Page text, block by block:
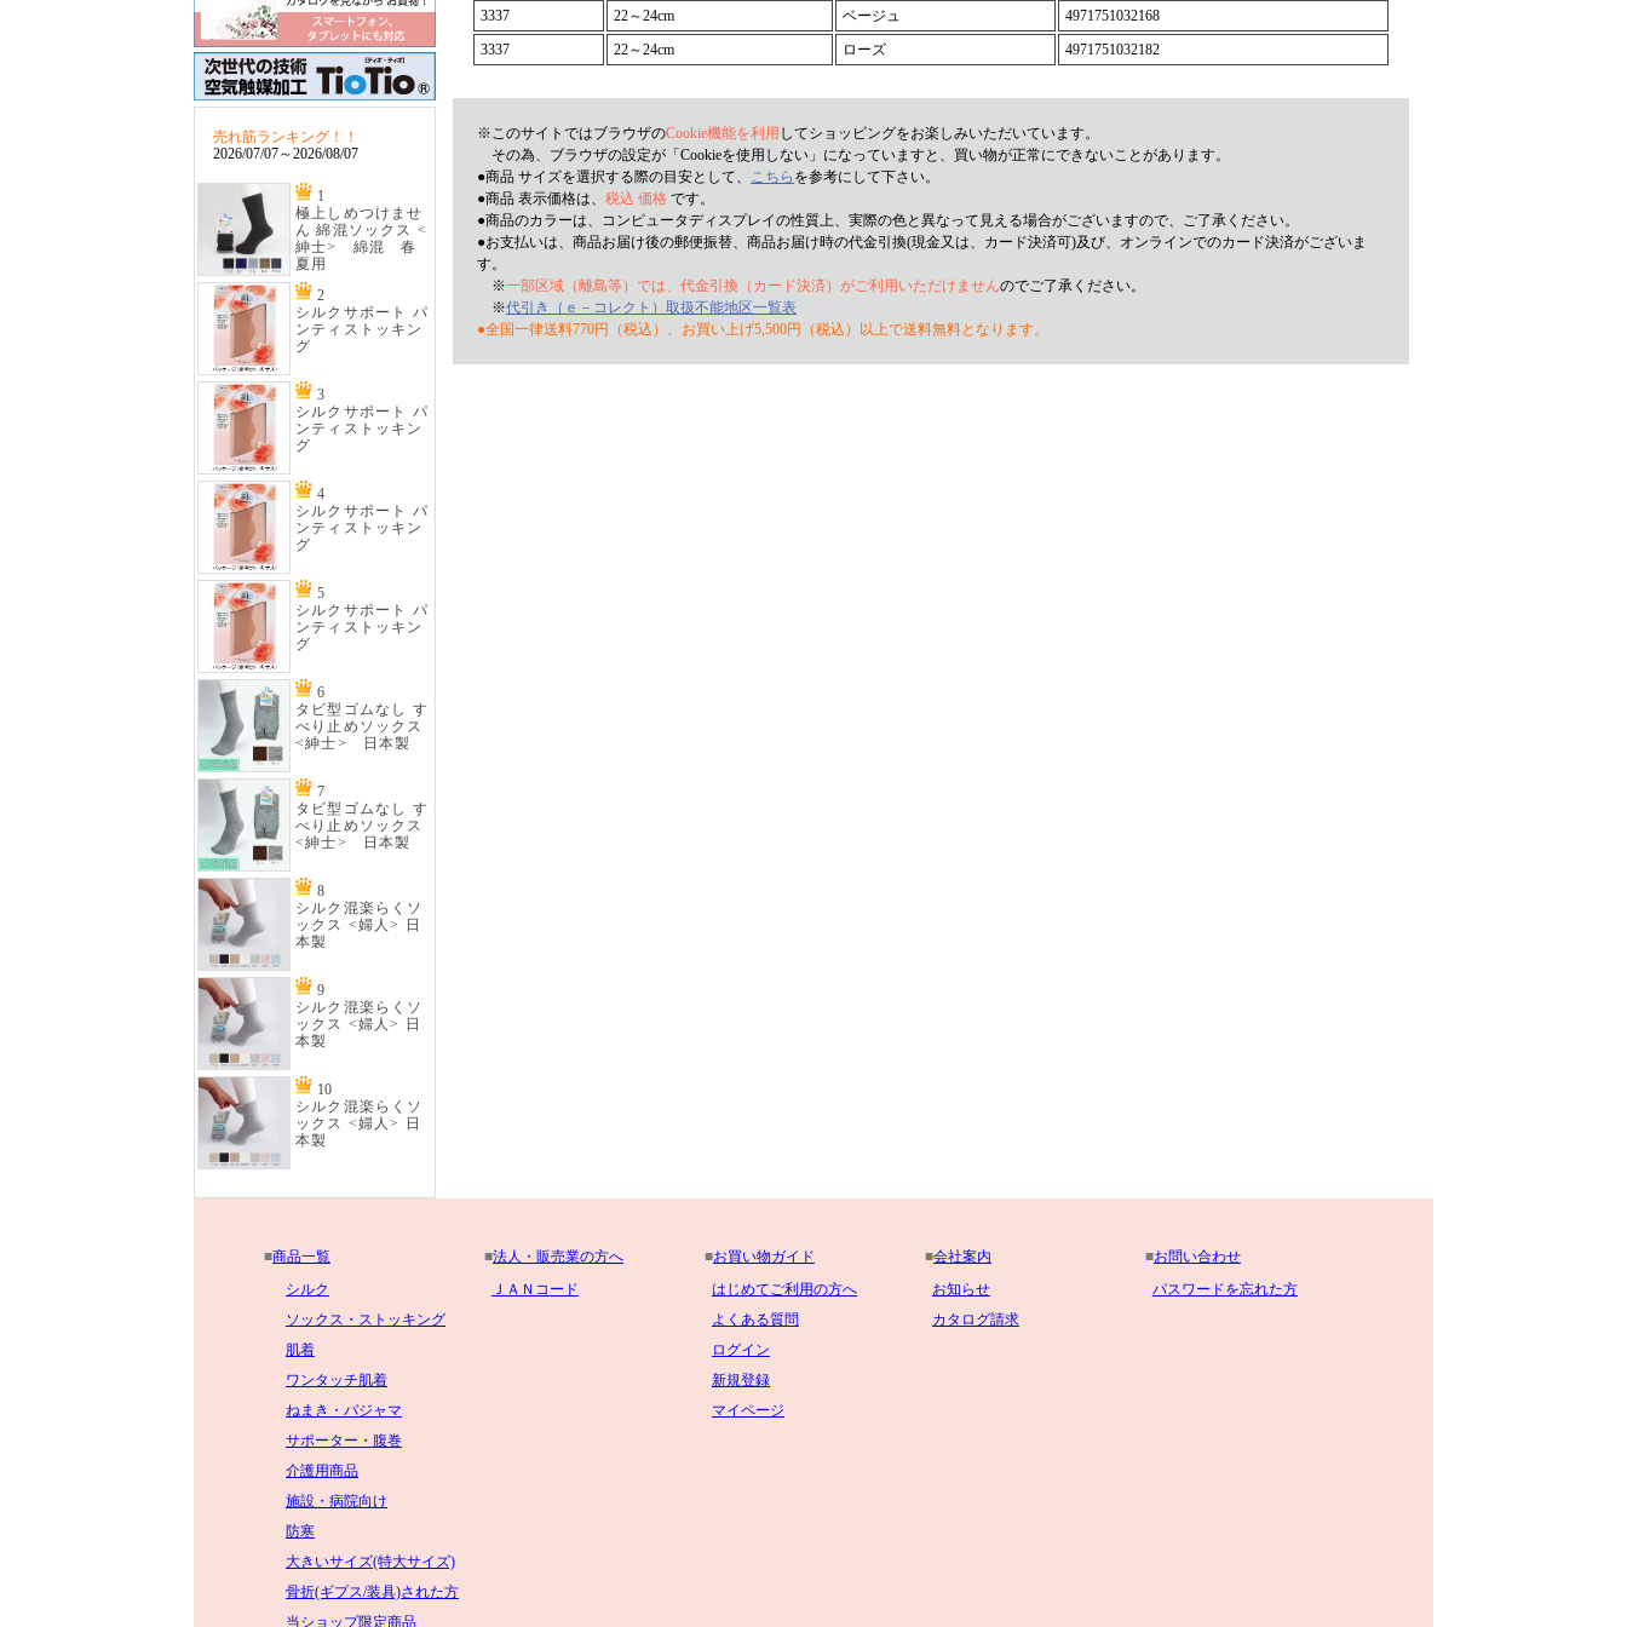
売れ筋ランキング！！
2026/07/07～2026/08/07
1
極上しめつけませ
ん 綿混ソックス <
紳士> 綿混 春
夏用
2
シルクサポート パ
ンティストッキン
グ
3
シルクサポート パ
ンティストッキン
グ
4
シルクサポート パ
ンティストッキン
グ
5
シルクサポート パ
ンティストッキン
グ
6
タビ型ゴムなし す
べり止めソックス
<紳士> 日本製
7
タビ型ゴムなし す
べり止めソックス
<紳士> 日本製
8
シルク混楽らくソ
ックス <婦人> 日
本製
9
シルク混楽らくソ
ックス <婦人> 日
本製
10
シルク混楽らくソ
ックス <婦人> 日
本製
3337
22～24cm ベージュ
4971751032168
3337
22～24cm ローズ 4971751032182
※このサイトではブラウザのCookie機能を利用 してショッピングをお楽しみいただいています。
その為、ブラウザの設定が「Cookieを使用しない」になっていますと、買い物が正常にできないことがあります。
●商品 サイズを選択する際の目安として、 こちら を参考にして下さい。
●商品 表示価格は、 税込 価格 です。
●商品のカラーは、コンピュータディスプレイの性質上、実際の色と異なって見える場合がございますので、ご了承ください。
●お支払いは、商品お届け後の郵便振替、商品お届け時の代金引換(現金又は、カード決済可)及び、オンラインでのカード決済がございま
す。
※一部区域（離島等）では、代金引換（カード決済）がご利用いただけませんのでご了承ください。
※代引き（ｅ－コレクト）取扱不能地区一覧表
●全国一律送料770円（税込）、お買い上げ5,500円（税込）以上で送料無料となります。
■商品一覧 ■法人・販売業の方へ ■お買い物ガイド ■会社案内 ■お問い合わせ
シルク
ソックス・ストッキング
肌着
ワンタッチ肌着
ねまき・パジャマ
サポーター・腹巻
介護用商品
施設・病院向け
防寒
大きいサイズ(特大サイズ)
骨折(ギプス/装具)された方
当ショップ限定商品
ＪＡＮコード
はじめてご利用の方へ
よくある質問
ログイン
新規登録
マイページ
お知らせ
カタログ請求
パスワードを忘れた方